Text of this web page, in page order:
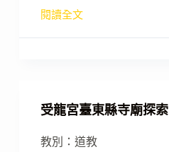
閱讀全文
受龍宮臺東縣寺廟探索
教別：道教